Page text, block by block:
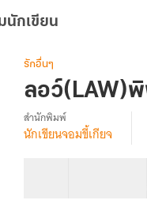
นักเขียน
รักอื่นๆ
ลอว์(LAW)
เรื่อง
สำนักพิมพ์
นักเขียนจอมขี้เกียจ